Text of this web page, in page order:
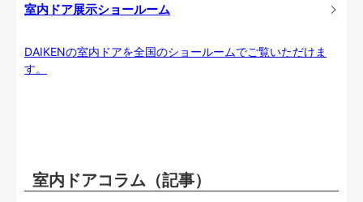
室内ドア展示ショールーム
DAIKENの室内ドアを全国のショールームでご覧いただけま
す。
室内ドアコラム（記事）